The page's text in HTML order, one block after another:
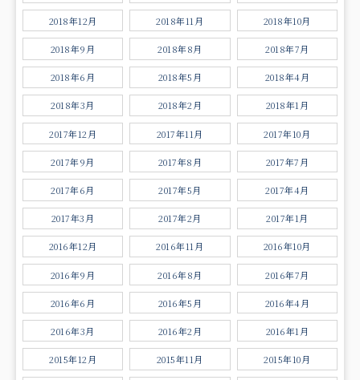
2018年12月 2018年11月 2018年10月
2018年9月 2018年8月 2018年7月
2018年6月 2018年5月 2018年4月
2018年3月 2018年2月 2018年1月
2017年12月 2017年11月 2017年10月
2017年9月 2017年8月 2017年7月
2017年6月 2017年5月 2017年4月
2017年3月 2017年2月 2017年1月
2016年12月 2016年11月 2016年10月
2016年9月 2016年8月 2016年7月
2016年6月 2016年5月 2016年4月
2016年3月 2016年2月 2016年1月
2015年12月 2015年11月 2015年10月